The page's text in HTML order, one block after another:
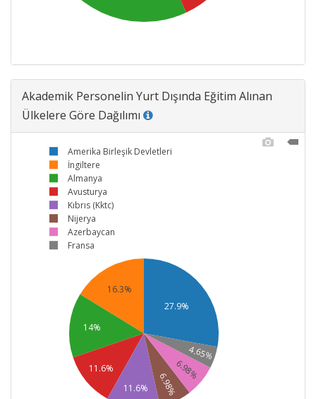
Akademik Personelin Yurt Dışında Eğitim Alınan
Ülkelere Göre Dağılımı
27.9%
16.3%
14%
11.6%
11.6%
6.98%
6.98%
4.65%
Amerika Birleşik Devletleri
İngiltere
Almanya
Avusturya
Kıbrıs (Kktc)
Nijerya
Azerbaycan
Fransa